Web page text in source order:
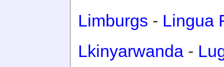
Limburgs - Lingua
Lkinyarwanda -